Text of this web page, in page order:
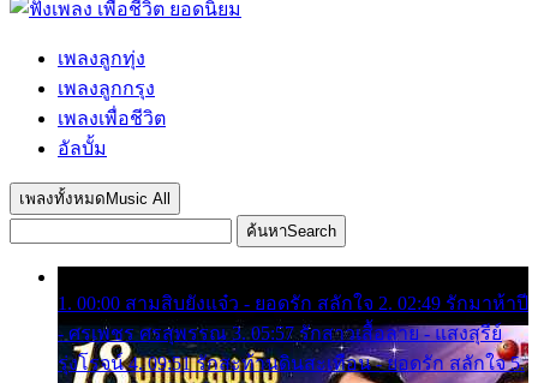
เพลงลูกทุ่ง
เพลงลูกกรุง
เพลงเพื่อชีวิต
อัลบั้ม
เพลงทั้งหมด Music All
ค้นหาSearch
1. 00:00 สามสิบยังแจ๋ว - ยอดรัก สลักใจ 2. 02:49 รักมาห้าปี
- ศรเพชร ศรสุพรรณ 3. 05:57 รักสาวเสื้อลาย - แสงสุรีย์
รุ่งโรจน์ 4. 09:51 รักสะท้านดินสะเทือน - ยอดรัก สลักใจ 5.